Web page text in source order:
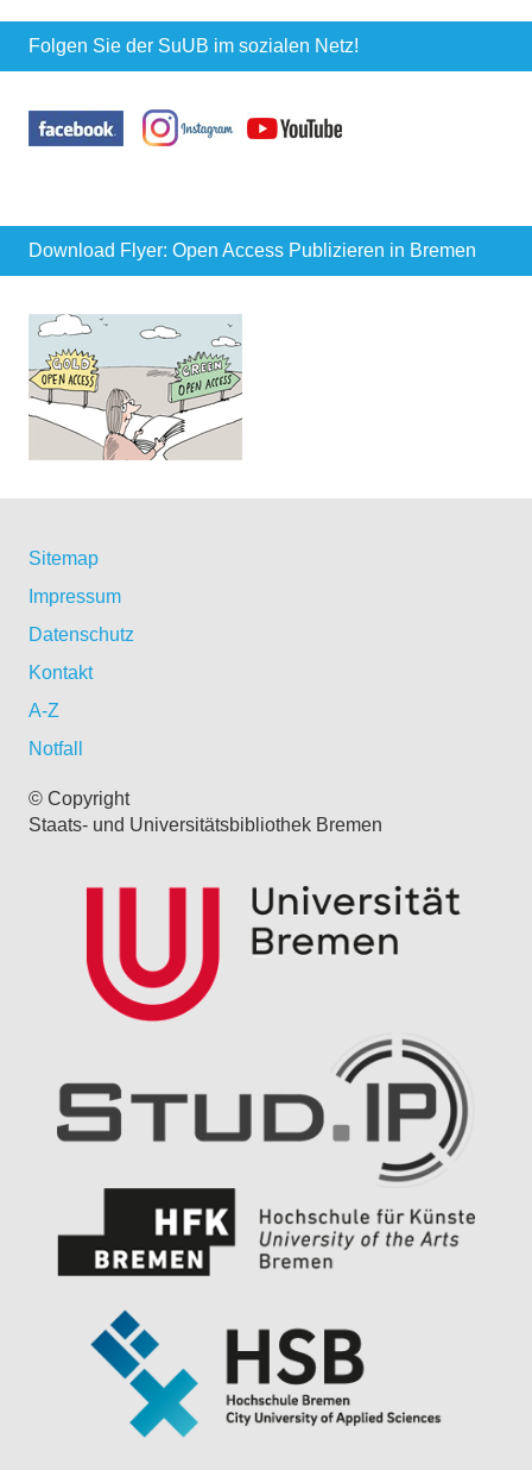
Folgen Sie der SuUB im sozialen Netz!
Download Flyer: Open Access Publizieren in Bremen
Sitemap
Impressum
Datenschutz
Kontakt
A-Z
Notfall
© Copyright
Staats- und Universitätsbibliothek Bremen